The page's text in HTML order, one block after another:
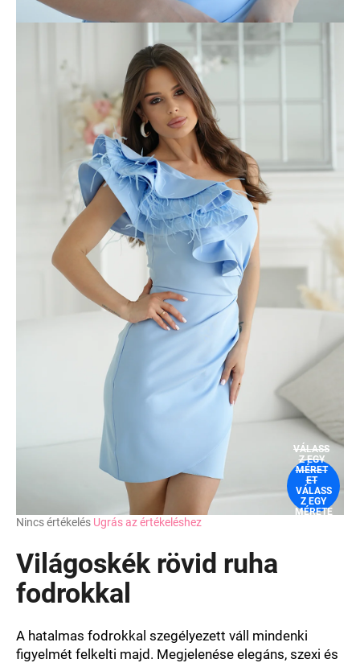
A
átlagos
értékelése
5-
ből
csillag.
Nincs értékelés Ugrás az értékeléshez
Világoskék rövid ruha
fodrokkal
A hatalmas fodrokkal szegélyezett váll mindenki
figyelmét felkelti majd. Megjelenése elegáns, szexi és
VÁLASS
Z EGY
MÉRET
ET
VÁLASS
Z EGY
MÉRETE